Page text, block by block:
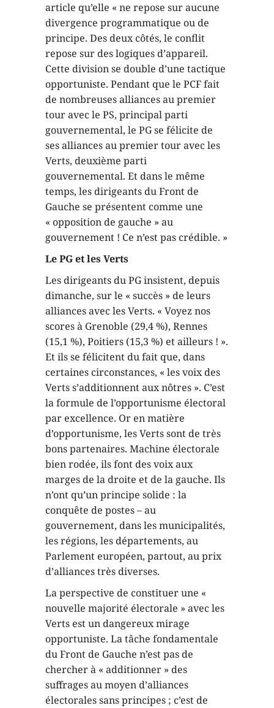
article qu’elle « ne repose sur aucune
divergence programmatique ou de
principe. Des deux côtés, le conflit
repose sur des logiques d’appareil.
Cette division se double d’une tactique
opportuniste. Pendant que le PCF fait
de nombreuses alliances au premier
tour avec le PS, principal parti
gouvernemental, le PG se félicite de
ses alliances au premier tour avec les
Verts, deuxième parti
gouvernemental. Et dans le même
temps, les dirigeants du Front de
Gauche se présentent comme une
« opposition de gauche » au
gouvernement ! Ce n’est pas crédible. »
Le PG et les Verts
Les dirigeants du PG insistent, depuis
dimanche, sur le « succès » de leurs
alliances avec les Verts. « Voyez nos
scores à Grenoble (29,4 %), Rennes
(15,1 %), Poitiers (15,3 %) et ailleurs ! ».
Et ils se félicitent du fait que, dans
certaines circonstances, « les voix des
Verts s’additionnent aux nôtres ». C’est
la formule de l’opportunisme électoral
par excellence. Or en matière
d’opportunisme, les Verts sont de très
bons partenaires. Machine électorale
bien rodée, ils font des voix aux
marges de la droite et de la gauche. Ils
n’ont qu’un principe solide : la
conquête de postes – au
gouvernement, dans les municipalités,
les régions, les départements, au
Parlement européen, partout, au prix
d’alliances très diverses.
La perspective de constituer une «
nouvelle majorité électorale » avec les
Verts est un dangereux mirage
opportuniste. La tâche fondamentale
du Front de Gauche n’est pas de
chercher à « additionner » des
suffrages au moyen d’alliances
électorales sans principes ; c’est de